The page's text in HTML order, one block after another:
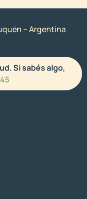
– Argentina
Si sabés algo,